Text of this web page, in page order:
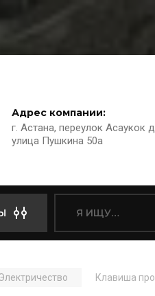
Адрес компании:
г. Астана, переулок Асаукок
улица Пушкина 50а
Клавиша